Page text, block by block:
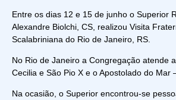
Entre os dias 12 e 15 de junho o Superior
Alexandre Biolchi, CS, realizou Visita
Scalabriniana do Rio de Janeiro, RS.
No Rio de Janeiro a Congregação atende
Cecilia e São Pio X e o Apostolado do Mar
Na ocasião, o Superior encontrou-se